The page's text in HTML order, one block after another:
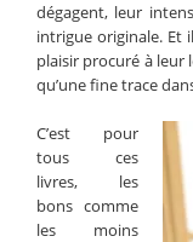
dégagent, leur
intrigue originale. Et
plaisir procuré à leur
qu’une fine trace
C’est pour
tous ces
livres, les
bons comme
les moins